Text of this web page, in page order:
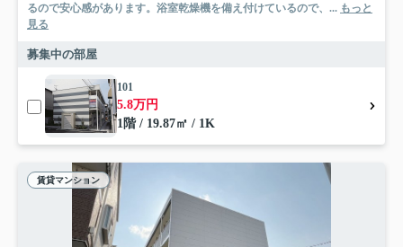
るので安心感があります。浴室乾燥機を備え付けているので、... もっと
見る
募集中の部屋
101
5.8万円
1階 / 19.87㎡ / 1K
賃貸マンション